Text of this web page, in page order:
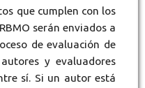
que cumplen con los
serán enviados a
de evaluación de
y evaluadores
sí. Si un autor está